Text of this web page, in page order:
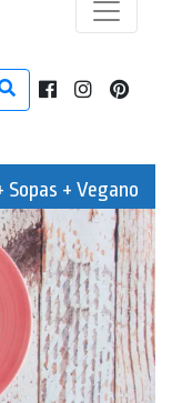
Sopas + Vegano